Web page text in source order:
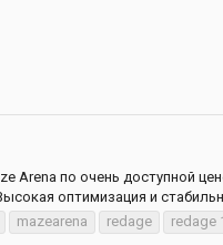
Arena по очень доступной
оптимизация и
mazearena redage redage